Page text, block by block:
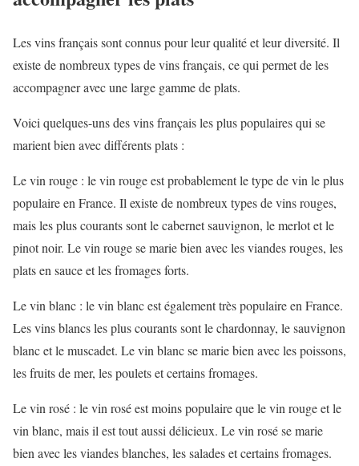
Les vins français sont connus pour leur qualité et leur diversité. Il
existe de nombreux types de vins français, ce qui permet de les
accompagner avec une large gamme de plats.
Voici quelques-uns des vins français les plus populaires qui se
marient bien avec différents plats :
Le vin rouge : le vin rouge est probablement le type de vin le plus
populaire en France. Il existe de nombreux types de vins rouges,
mais les plus courants sont le cabernet sauvignon, le merlot et le
pinot noir. Le vin rouge se marie bien avec les viandes rouges, les
plats en sauce et les fromages forts.
Le vin blanc : le vin blanc est également très populaire en France.
Les vins blancs les plus courants sont le chardonnay, le sauvignon
blanc et le muscadet. Le vin blanc se marie bien avec les poissons,
les fruits de mer, les poulets et certains fromages.
Le vin rosé : le vin rosé est moins populaire que le vin rouge et le
vin blanc, mais il est tout aussi délicieux. Le vin rosé se marie
bien avec les viandes blanches, les salades et certains fromages.